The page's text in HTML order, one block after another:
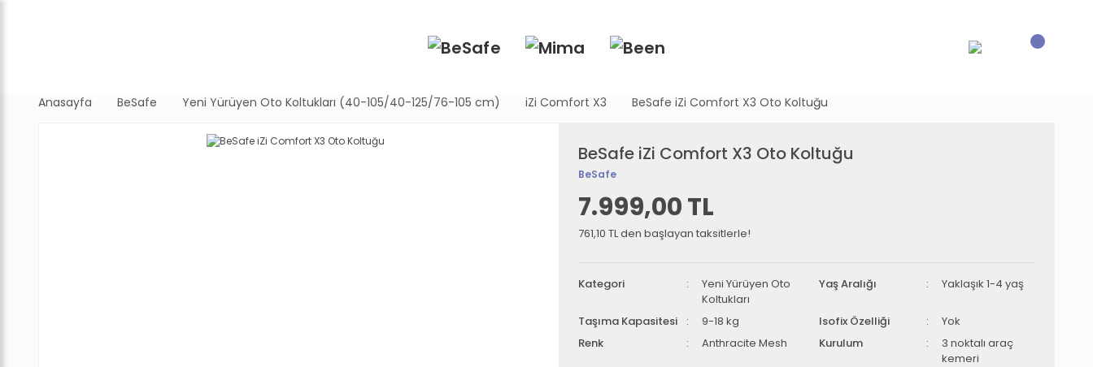
Anasayfa BeSafe Yeni Yürüyen Oto Koltukları (40-105/40-125/76-105 cm) iZi Comfort X3 BeSafe iZi Comfort X3 Oto Koltuğu
BeSafe iZi Comfort X3 Oto Koltuğu
BeSafe
7.999,00 TL
761,10 TL den başlayan taksitlerle!
Kategori
Yeni Yürüyen Oto
Koltukları
Yaş Aralığı Yaklaşık 1-4 yaş
Taşıma Kapasitesi 9-18 kg Isofix Özelliği
Yok
Renk
Anthracite Mesh Kurulum
3 noktalı araç
kemeri